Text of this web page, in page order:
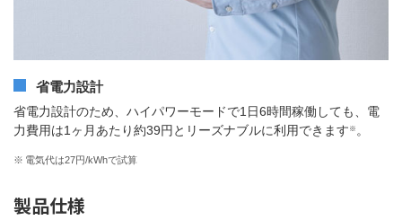
省電力設計
省電力設計のため、ハイパワーモードで1日6時間稼働しても、電
力費用は1ヶ月あたり約39円とリーズナブルに利用できます ※ 。
※ 電気代は27円/kWhで試算
製品仕様